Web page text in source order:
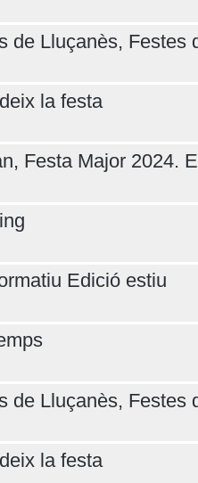
de Lluçanès, Festes
la festa
Festa Major 2024.
Edició estiu
de Lluçanès, Festes
la festa